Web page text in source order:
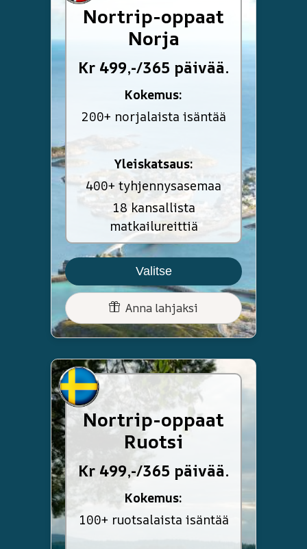
Nortrip-oppaat
Norja
Kr 499,-/365 päivää.
Kokemus:
200+ norjalaista isäntää
Yleiskatsaus:
400+ tyhjennysasemaa
18 kansallista
matkailureittiä
Valitse
Anna lahjaksi
Nortrip-oppaat
Ruotsi
Kr 499,-/365 päivää.
Kokemus:
100+ ruotsalaista isäntää